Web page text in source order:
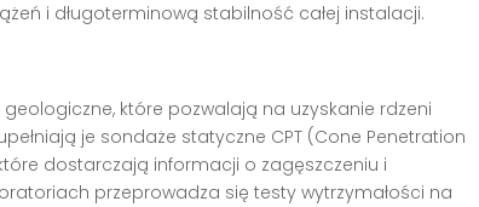
i długoterminową stabilność całej instalacji.
które pozwalają na uzyskanie rdzeni
je sondaże statyczne CPT (Cone Penetration
dostarczają informacji o zagęszczeniu i
przeprowadza się testy wytrzymałości na